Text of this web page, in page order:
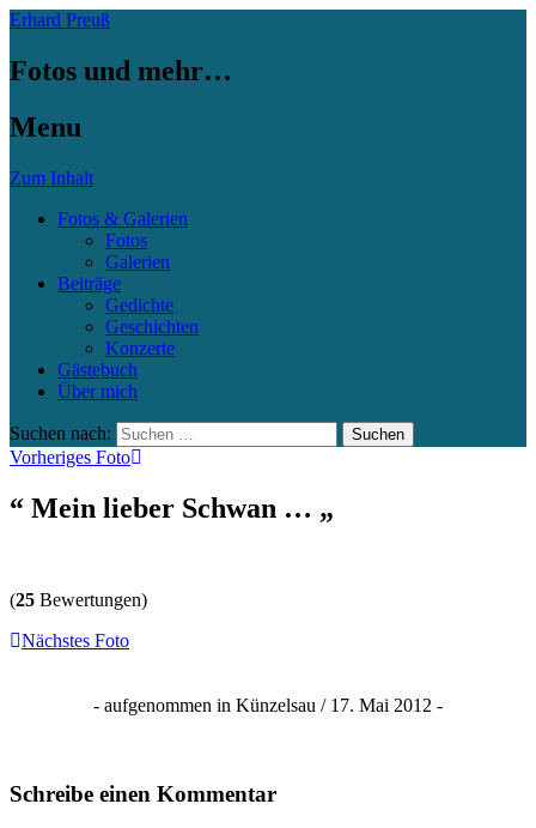
Erhard Preuß
Fotos und mehr…
Menu
Zum Inhalt
Fotos & Galerien
Fotos
Galerien
Beiträge
Gedichte
Geschichten
Konzerte
Gästebuch
Über mich
Suchen nach:
Vorheriges Foto
“ Mein lieber Schwan … „
(25 Bewertungen)
Nächstes Foto
- aufgenommen in Künzelsau / 17. Mai 2012 -
Schreibe einen Kommentar